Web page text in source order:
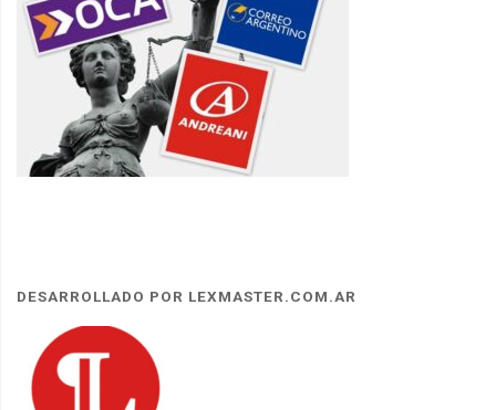
DESARROLLADO POR LEXMASTER.COM.AR